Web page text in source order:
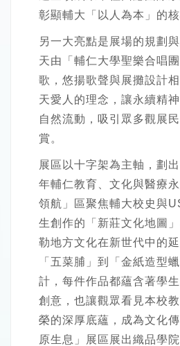
彰顯輔大「以人為本」的核
另一大亮點是展場的規劃
天由「輔仁大學聖樂合唱
歌，悠揚歌聲與展攤設計
天愛人的理念，讓永續精
自然流動，吸引眾多觀展
賞。
展區以十字架為主軸，劃
年輔仁教育、文化與醫療
領航」區聚焦輔大校史與
生創作的「新莊文化地圖
勒地方文化在新世代中的
「五菜脯」到「金紙造型
計，每件作品都蘊含著學
創意，也讓觀眾看見本校
榮的深厚底蘊，成為文化
原生息」展區展出織品學